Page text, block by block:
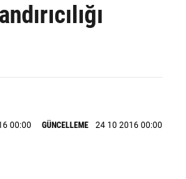
00:00 GÜNCELLEME 24 10 2016 00:00